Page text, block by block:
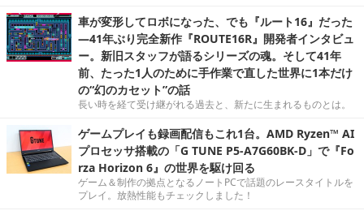
車が変形してロボになった、でも『ルート16』だった
―41年ぶり完全新作『ROUTE16R』開発者インタビュ
ー。新旧スタッフが語るシリーズの魂。そして41年
前、たった1人のために手作業で直した世界に1本だけ
の“幻のカセット”の話
長い時を経て受け継がれる過去と、新たに生まれるものとは。
ゲームプレイも録画配信もこれ1台。AMD Ryzen™ AI
プロセッサ搭載の「G TUNE P5-A7G60BK-D」で『Fo
rza Horizon 6』の世界を駆け回る
ゲーム＆制作の拠点となるノートPCで話題のレースタイトルを
プレイ。放熱性能もチェックしました！